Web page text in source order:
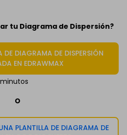
tu Diagrama de Dispersión?
DE DIAGRAMA DE DISPERSIÓN
EN EDRAWMAX
O
PLANTILLA DE DIAGRAMA DE